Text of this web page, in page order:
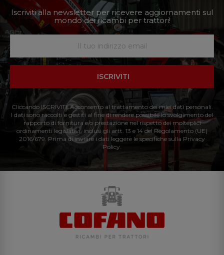
Iscriviti alla newsletter per ricevere aggiornamenti sul
mondo dei ricambi per trattori!
ISCRIVITI
Cliccando ISCRIVITI: Acconsento al trattamento dei miei dati personali.
I dati sono raccolti e gestiti al fine di rendere possibile lo svolgimento del
rapporto di fornitura e/o prestazione nel rispetto dei molteplici
ordinamenti legislativi, inclusi gli artt. 13 e 14 del Regolamento (UE)
2016/679. Prima di inviare i dati leggere le specifiche sulla Privacy
Policy.